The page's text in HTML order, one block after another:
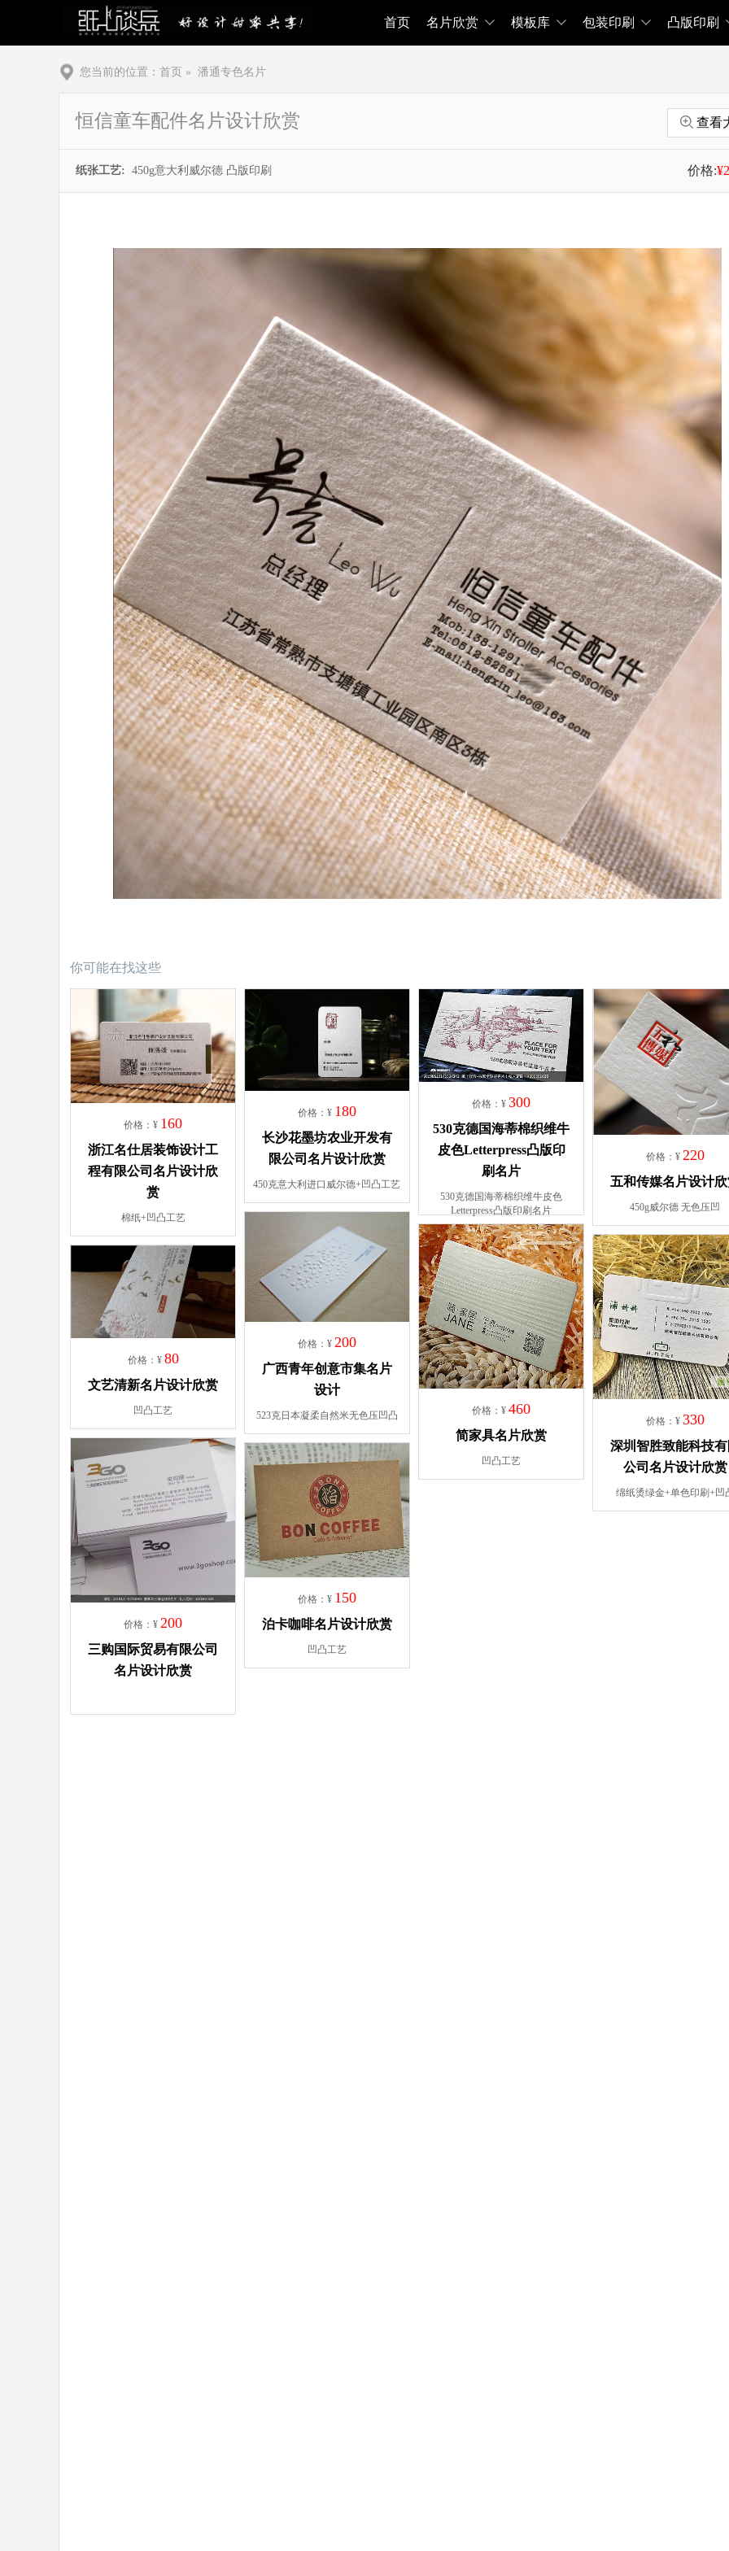
首页 名片欣赏 模板库 包装印刷 凸版印刷
您当前的位置： 首页 » 潘通专色名片
恒信童车配件名片设计欣赏 查看
纸张工艺: 450g意大利威尔德 凸版印刷 价格:
你可能在找这些
价格：¥ 160
浙江名仕居装饰设计工
程有限公司名片设计欣
赏
棉纸+凹凸工艺
价格：¥ 180
长沙花墨坊农业开发有
限公司名片设计欣赏
450克意大利进口威尔德+凹凸工艺
价格：¥300
530克德国海蒂棉织维牛
皮色Letterpress凸版印
刷名片
530克德国海蒂棉织维牛皮色
Letterpress凸版印刷名片
价格：¥220
五和传媒名片设计
450g威尔德 无色压凹
价格：¥200
广西青年创意市集名片
设计
523克日本凝柔自然米无色压凹凸 价格：¥460
简家具名片欣赏
凹凸工艺
价格：¥330
深圳智胜致能科技
公司名片设计欣赏
绵纸烫绿金+单色印刷+凹
价格：¥ 80
文艺清新名片设计欣赏
凹凸工艺
价格：¥200
三购国际贸易有限公司
名片设计欣赏
价格：¥ 150
泊卡咖啡名片设计欣赏
凹凸工艺